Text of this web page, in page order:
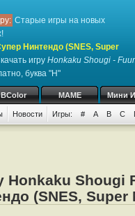
Старые игры на новых
Нинтендо (SNES, Super
игру Honkaku Shougi -
буква "H"
MAME Мини
Новости Игры: # A B C
Honkaku
(SNES, Super